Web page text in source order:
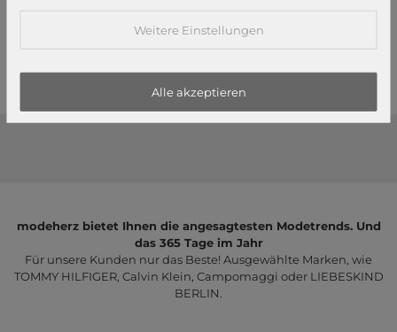
modeherz bietet Ihnen die angesagtesten Modetrends. Und
das 365 Tage im Jahr
Für unsere Kunden nur das Beste! Ausgewählte Marken, wie
TOMMY HILFIGER, Calvin Klein, Campomaggi oder LIEBESKIND
BERLIN.
Weitere Einstellungen
Alle akzeptieren